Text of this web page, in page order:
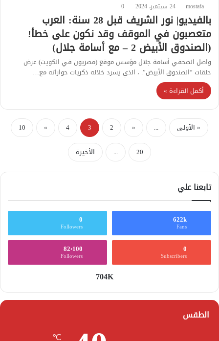
mostafa 24 سبتمبر، 2024 0
بالفيديو| نور الشريف قبل 28 سنة: العرب
متعصبون في الموقف وقد نكون على خطأ!
(الصندوق الأبيض 2 – مع أسامة جلال)
واصل الصحفي أسامة جلال مؤسس موقع (مصريون في الكويت) عرض
حلقات “الصندوق الأبيض”. ، الذي يسرد خلاله ذكريات حواراته مع…
أكمل القراءة »
« الأولى ...
«
2
3
4
»
10
20
... الأخيرة
تابعنا علي
622k
Fans
0
Followers
0
Subscribers
82٬100
Followers
704K
الطقس
℃